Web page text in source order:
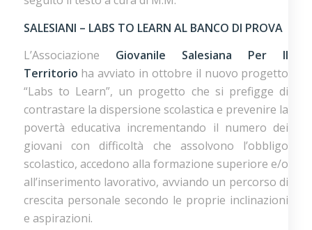
SALESIANI – LABS TO LEARN AL BANCO DI PROVA
L’Associazione Giovanile Salesiana Per Il
Territorio ha avviato in ottobre il nuovo progetto
“Labs to Learn”, un progetto che si prefigge di
contrastare la dispersione scolastica e prevenire la
povertà educativa incrementando il numero dei
giovani con difficoltà che assolvono l’obbligo
scolastico, accedono alla formazione superiore e/o
all’inserimento lavorativo, avviando un percorso di
crescita personale secondo le proprie inclinazioni
e aspirazioni.